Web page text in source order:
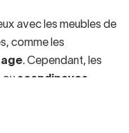
avec les meubles de
comme les
. Cependant, les
ou scandinaves